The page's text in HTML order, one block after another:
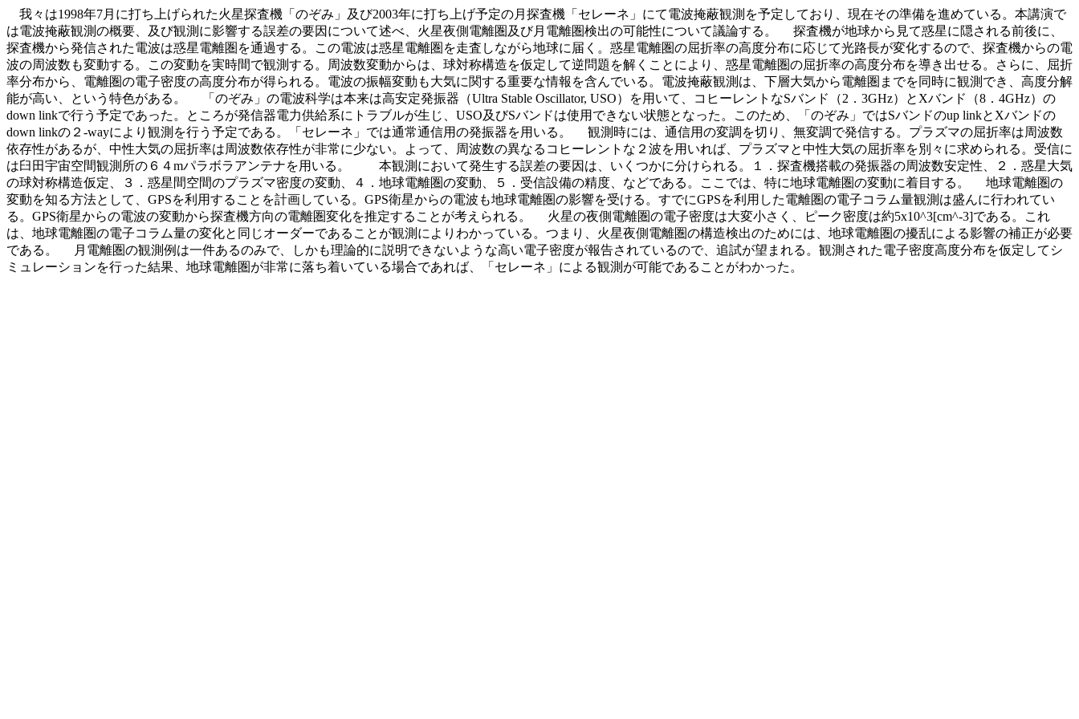
我々は1998年7月に打ち上げられた火星探査機「のぞみ」及び2003年に打ち上げ予定の月探査機「セレーネ」にて電波掩蔽観測を予定しており、現在その準備を進めている。本講演で
は電波掩蔽観測の概要、及び観測に影響する誤差の要因について述べ、火星夜側電離圏及び月電離圏検出の可能性について議論する。 探査機が地球から見て惑星に隠される前後に、
探査機から発信された電波は惑星電離圏を通過する。この電波は惑星電離圏を走査しながら地球に届く。惑星電離圏の屈折率の高度分布に応じて光路長が変化するので、探査機からの電
波の周波数も変動する。この変動を実時間で観測する。周波数変動からは、球対称構造を仮定して逆問題を解くことにより、惑星電離圏の屈折率の高度分布を導き出せる。さらに、屈折
率分布から、電離圏の電子密度の高度分布が得られる。電波の振幅変動も大気に関する重要な情報を含んでいる。電波掩蔽観測は、下層大気から電離圏までを同時に観測でき、高度分解
能が高い、という特色がある。 「のぞみ」の電波科学は本来は高安定発振器（Ultra Stable Oscillator, USO）を用いて、コヒーレントなSバンド（2．3GHz）とXバンド（8．4GHz）の
down linkで行う予定であった。ところが発信器電力供給系にトラブルが生じ、USO及びSバンドは使用できない状態となった。このため、「のぞみ」ではSバンドのup linkとXバンドの
down linkの２-wayにより観測を行う予定である。「セレーネ」では通常通信用の発振器を用いる。 観測時には、通信用の変調を切り、無変調で発信する。プラズマの屈折率は周波数
依存性があるが、中性大気の屈折率は周波数依存性が非常に少ない。よって、周波数の異なるコヒーレントな２波を用いれば、プラズマと中性大気の屈折率を別々に求められる。受信に
は臼田宇宙空間観測所の６４mパラボラアンテナを用いる。 本観測において発生する誤差の要因は、いくつかに分けられる。１．探査機搭載の発振器の周波数安定性、２．惑星大気
の球対称構造仮定、３．惑星間空間のプラズマ密度の変動、４．地球電離圏の変動、５．受信設備の精度、などである。ここでは、特に地球電離圏の変動に着目する。 地球電離圏の
変動を知る方法として、GPSを利用することを計画している。GPS衛星からの電波も地球電離圏の影響を受ける。すでにGPSを利用した電離圏の電子コラム量観測は盛んに行われてい
る。GPS衛星からの電波の変動から探査機方向の電離圏変化を推定することが考えられる。 火星の夜側電離圏の電子密度は大変小さく、ピーク密度は約5x10^3[cm^-3]である。これ
は、地球電離圏の電子コラム量の変化と同じオーダーであることが観測によりわかっている。つまり、火星夜側電離圏の構造検出のためには、地球電離圏の擾乱による影響の補正が必要
である。 月電離圏の観測例は一件あるのみで、しかも理論的に説明できないような高い電子密度が報告されているので、追試が望まれる。観測された電子密度高度分布を仮定してシ
ミュレーションを行った結果、地球電離圏が非常に落ち着いている場合であれば、「セレーネ」による観測が可能であることがわかった。